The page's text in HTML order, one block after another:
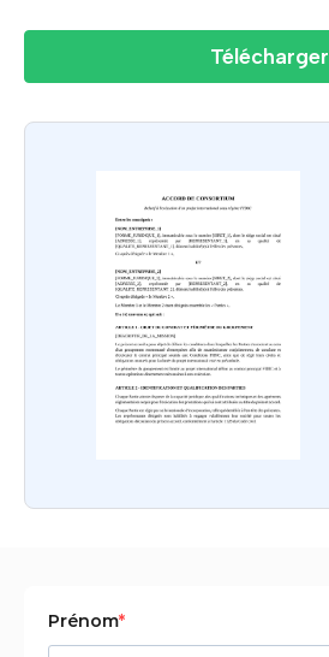
Télécharger
Prénom